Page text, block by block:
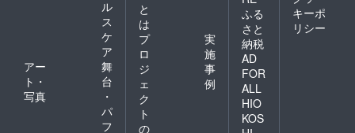
ル
ス
ケ
ア
アー
ト・
写真
舞
台
・
パ
フ
と
は
プ
ロ
ジ
ェ
ク
ト
の
実
施
事
例
ふる
さと
納税
AD
FOR
ALL
HIO
KOS
キーポ
リシー